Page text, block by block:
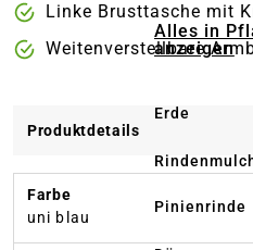
Alles in
anzeigen
Erde
Pinienrinde
Linke Brusttasche mit
Weitenverstellbare
Produktdetails
Farbe
uni blau